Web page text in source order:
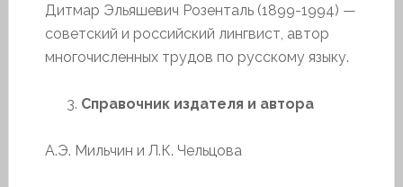
Дитмар Эльяшевич Розенталь (1899-1994) —
советский и российский лингвист, автор
многочисленных трудов по русскому языку.
Справочник издателя и автора
А.Э. Мильчин и Л.К. Чельцова